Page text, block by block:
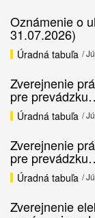
Oznámenie o
31.07.2026)
Úradná tabuľa /
Zverejnenie
pre
Úradná tabuľa /
Zverejnenie
pre
Úradná tabuľa /
Zverejnenie